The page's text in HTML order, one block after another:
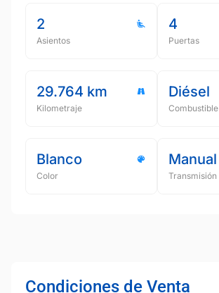
2
Asientos
4
Puertas
29.764 km
Kilometraje
Diésel
Combustible
Blanco
Color
Manual
Transmisión
Condiciones de Venta